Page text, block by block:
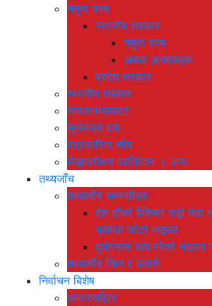
नमुना काम
स्थानीय सरकार
नमुना काम
असल अभ्यासहरु
प्रदेश सरकार
स्थानीय सरकार
संचारमाध्यमबाट
सूचनाको हक
पत्रकारिता सीप
लेखापरीक्षण प्रतिवेदन । अन्य
तथ्यजाँच
तथ्यजाँच सामग्रीहरु
देश हाँक्ने हैसियत राख्ने नेता
भ्रामक फोटो भाइरल
दुर्घटनामा बाघ मरेको
तथ्यजाँच किन र कसरी
निर्वाचन बिशेष
आचारसंहिता